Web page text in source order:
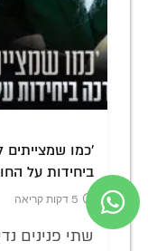
'כמו
ביחידות על
5 דקות קריאה
שתי פנינים